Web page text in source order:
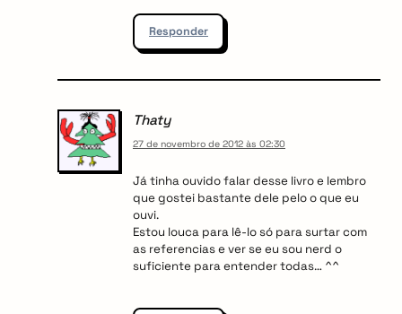
Responder
Thaty
27 de novembro de 2012 às 02:30
Já tinha ouvido falar desse livro e lembro
que gostei bastante dele pelo o que eu
ouvi.
Estou louca para lê-lo só para surtar com
as referencias e ver se eu sou nerd o
suficiente para entender todas… ^^